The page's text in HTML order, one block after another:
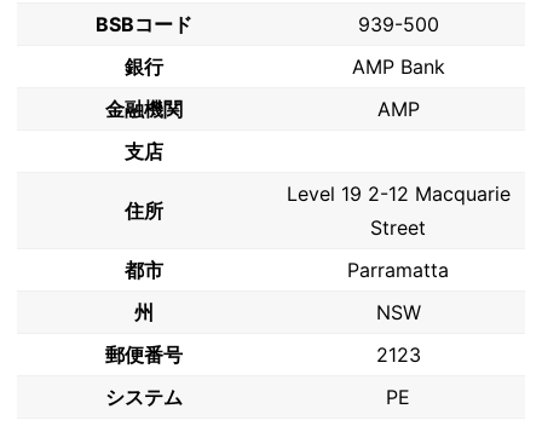
BSBコード
939-500
銀行
AMP Bank
金融機関
AMP
支店
住所
Level 19 2-12 Macquarie
Street
都市
Parramatta
州
NSW
郵便番号
2123
システム
PE